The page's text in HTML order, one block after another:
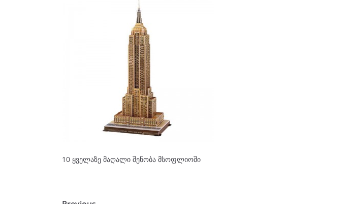
10 ყველაზე მაღალი შენობა მსოფლიოში